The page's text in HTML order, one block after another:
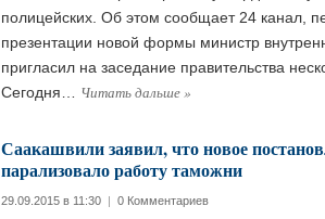
полицейских. Об этом сообщает 24 канал,
презентации новой формы министр
пригласил на заседание правительства
Сегодня… Читать дальше»
Саакашвили заявил, что новое
парализовало работу таможни
29.09.2015 в 11:30 | 0 Комментариев